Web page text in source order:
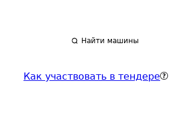
Найти машины
Как участвовать в тендере